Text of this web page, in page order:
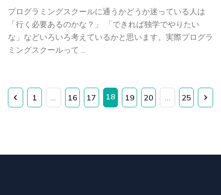
プログラミングスクールに通うかどうか迷っている人は
「行く必要あるのかな？」 「できれば独学でやりたい
な」などいろいろ考えているかと思います。実際プログラ
ミングスクールって ...
Previous
1 ... 16 17 18 19 20 ...
25